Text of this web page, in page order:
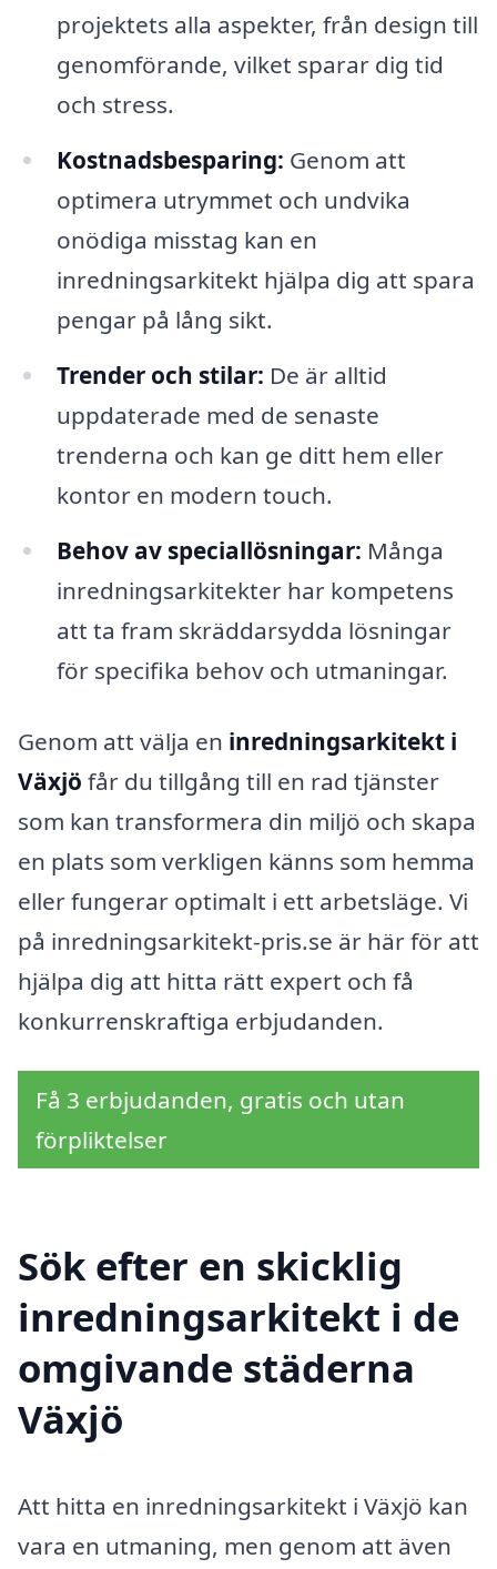
projektets alla aspekter, från design till
genomförande, vilket sparar dig tid
och stress.
Kostnadsbesparing: Genom att
optimera utrymmet och undvika
onödiga misstag kan en
inredningsarkitekt hjälpa dig att spara
pengar på lång sikt.
Trender och stilar: De är alltid
uppdaterade med de senaste
trenderna och kan ge ditt hem eller
kontor en modern touch.
Behov av speciallösningar: Många
inredningsarkitekter har kompetens
att ta fram skräddarsydda lösningar
för specifika behov och utmaningar.
Genom att välja en inredningsarkitekt i
Växjö får du tillgång till en rad tjänster
som kan transformera din miljö och skapa
en plats som verkligen känns som hemma
eller fungerar optimalt i ett arbetsläge. Vi
på inredningsarkitekt-pris.se är här för att
hjälpa dig att hitta rätt expert och få
konkurrenskraftiga erbjudanden.
Få 3 erbjudanden, gratis och utan
förpliktelser
Sök efter en skicklig
inredningsarkitekt i de
omgivande städerna
Växjö
Att hitta en inredningsarkitekt i Växjö kan
vara en utmaning, men genom att även